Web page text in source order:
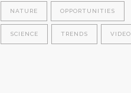
NATURE OPPORTUNITIES
SCIENCE TRENDS VIDEO